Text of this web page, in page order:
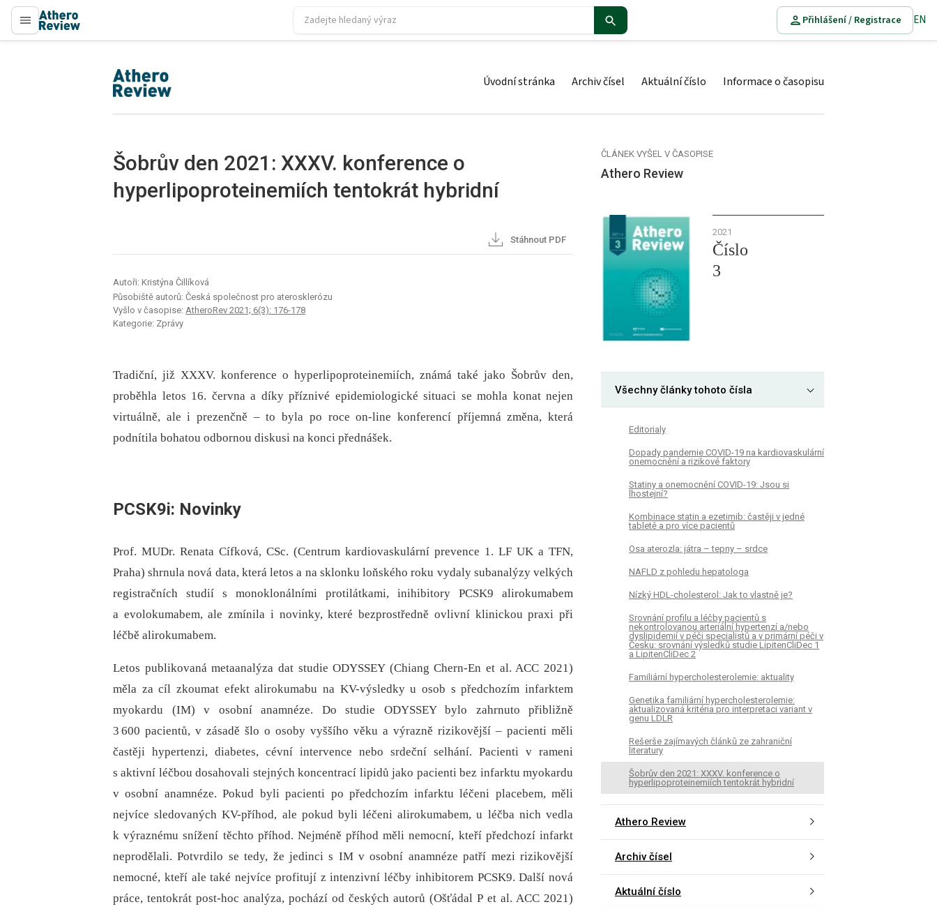
proLékaře.cz
Přihlášení / Registrace EN
proLékaře.cz Úvodní stránka Archiv čísel Aktuální číslo Informace o časopisu
Šobrův den 2021: XXXV. konference o
hyperlipoproteinemiích tentokrát hybridní
Stáhnout PDF
Autoři: Kristýna Čillíková
Působiště autorů: Česká společnost pro aterosklerózu
Vyšlo v časopise: AtheroRev 2021; 6(3): 176-178
Kategorie: Zprávy
Tradiční, již XXXV. konference o hyperlipoproteinemiích, známá také jako Šobrův den,
proběhla letos 16. června a díky příznivé epidemiologické situaci se mohla konat nejen
virtuálně, ale i prezenčně –⁠ to byla po roce on-line konferencí příjemná změna, která
podnítila bohatou odbornou diskusi na konci přednášek.
PCSK9i: Novinky
Prof. MUDr. Renata Cífková, CSc. (Centrum kardiovaskulární prevence 1. LF UK a TFN,
Praha) shrnula nová data, která letos a na sklonku loňského roku vydaly subanalýzy velkých
registračních studií s monoklonálními protilátkami, inihibitory PCSK9 alirokumabem
a evolokumabem, ale zmínila i novinky, které bezprostředně ovlivní klinickou praxi při
léčbě alirokumabem.
Letos publikovaná metaanalýza dat studie ODYSSEY (Chiang Chern-En et al. ACC 2021)
měla za cíl zkoumat efekt alirokumabu na KV-výsledky u osob s předchozím infarktem
myokardu (IM) v osobní anamnéze. Do studie ODYS­SEY bylo zahrnuto přibližně
3 600 pacientů, v zásadě šlo o osoby vyššího věku a výrazně rizikovější –⁠ pacienti měli
častěji hypertenzi, diabetes, cévní intervence nebo srdeční selhání. Pacienti v rameni
s aktivní léčbou dosahovali stejných koncentrací lipidů jako pacienti bez infarktu myokardu
v osobní anamnéze. Pokud byli pacienti po předchozím infarktu léčeni placebem, měli
nejvíce sledovaných KV-příhod, ale pokud byli léčeni alirokumabem, u léčba nich vedla
k výraznému snížení těchto příhod. Nejméně příhod měli nemocní, kteří předchozí infarkt
neprodělali. Potvrdilo se tedy, že jedinci s IM v osobní anamnéze patří mezi rizikovější
nemocné, kteří ale také nejvíce profitují z intenzivní léčby inhibitorem PCSK9. Další nová
práce, tentokrát post-hoc analýza, pochází od českých autorů (Ošťádal P et al. ACC 2021)
ČLÁNEK VYŠEL V ČASOPISE
Athero Review
2021
Číslo
3
Všechny články tohoto čísla
Editorialy
Dopady pandemie COVID-19 na kardiovaskulární
onemocnění a rizikové faktory
Statiny a onemocnění COVID-19: Jsou si
lhostejní?
Kombinace statin a ezetimib: častěji v jedné
tabletě a pro více pacientů
Osa aterozla: játra – tepny – srdce
NAFLD z pohledu hepatologa
Nízký HDL-cholesterol: Jak to vlastně je?
Srovnání profilu a léčby pacientů s
nekontrolovanou arteriální hypertenzí a/nebo
dyslipidemií v péči specialistů a v primární péči v
Česku: srovnání výsledků studie LipitenCliDec 1
a LipitenCliDec 2
Familiární hypercholesterolemie: aktuality
Genetika familiární hypercholesterolemie:
aktualizovaná kritéria pro interpretaci variant v
genu LDLR
Rešerše zajímavých článků ze zahraniční
literatury
Šobrův den 2021: XXXV. konference o
hyperlipoproteinemiích tentokrát hybridní
Athero Review
Archiv čísel
Aktuální číslo